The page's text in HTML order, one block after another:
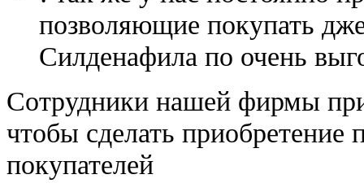
позволяющие покупать
Силденафила по очень
Cотрудники нашей фирмы
чтобы сделать приобретение
покупателей